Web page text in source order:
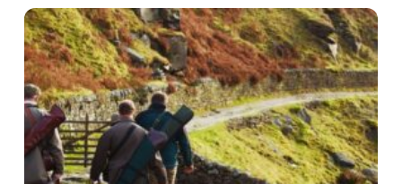
att kämpa om ära oc...